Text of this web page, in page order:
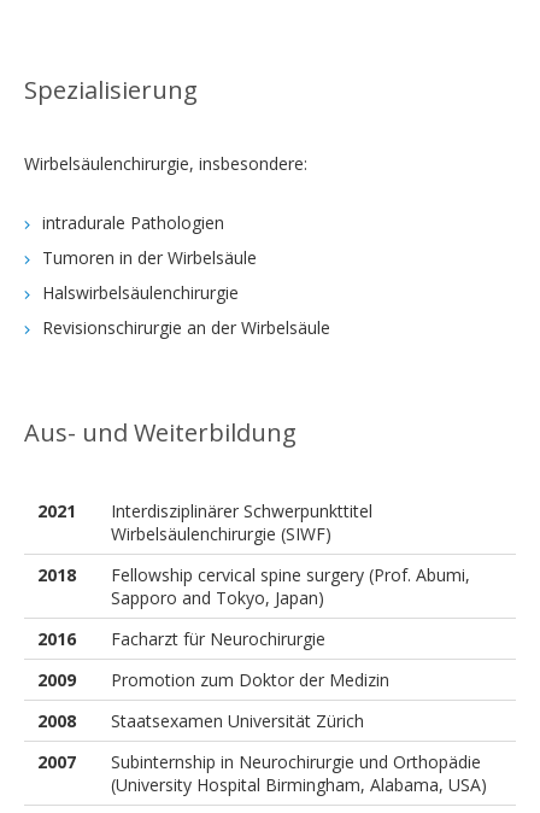
Spezialisierung
Wirbelsäulenchirurgie, insbesondere:
intradurale Pathologien
Tumoren in der Wirbelsäule
Halswirbelsäulenchirurgie
Revisionschirurgie an der Wirbelsäule
Aus- und Weiterbildung
2021
Interdisziplinärer Schwerpunkttitel
Wirbelsäulenchirurgie (SIWF)
2018
Fellowship cervical spine surgery (Prof. Abumi,
Sapporo and Tokyo, Japan)
2016
Facharzt für Neurochirurgie
2009
Promotion zum Doktor der Medizin
2008
Staatsexamen Universität Zürich
2007
Subinternship in Neurochirurgie und Orthopädie
(University Hospital Birmingham, Alabama, USA)